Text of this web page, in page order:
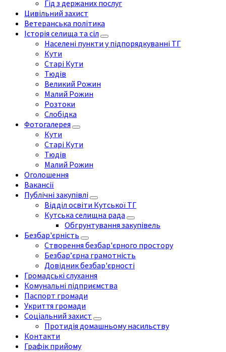
Гід з держаних послуг
Цивільний захист
Ветеранська політика
Історія селища та сіл
Населені пункти у підпорядкуванні ТГ
Кути
Старі Кути
Тюдів
Великий Рожин
Малий Рожин
Розтоки
Слобідка
Фотогалерея
Кути
Старі Кути
Тюдів
Малий Рожин
Оголошення
Вакансії
Публічні закупівлі
Відділ освіти Кутської ТГ
Кутська селищна рада
Обгрунтування закупівель
Безбар'єрність
Створення безбар'єрного простору
Безбар’єрна грамотність
Довідник безбар'єрності
Громадські слухання
Комунальні підприємства
Паспорт громади
Укриття громади
Соціальний захист
Протидія домашньому насильству
Контакти
Графік прийому